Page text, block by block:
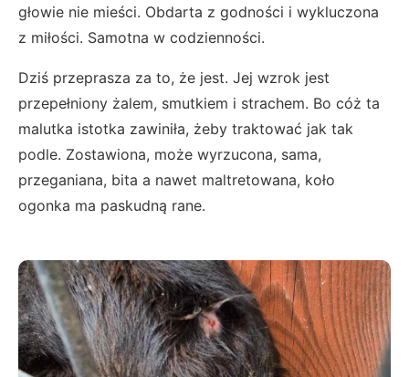
głowie nie mieści. Obdarta z godności i wykluczona
z miłości. Samotna w codzienności.
Dziś przeprasza za to, że jest. Jej wzrok jest
przepełniony żalem, smutkiem i strachem. Bo cóż ta
malutka istotka zawiniła, żeby traktować jak tak
podle. Zostawiona, może wyrzucona, sama,
przeganiana, bita a nawet maltretowana, koło
ogonka ma paskudną rane.